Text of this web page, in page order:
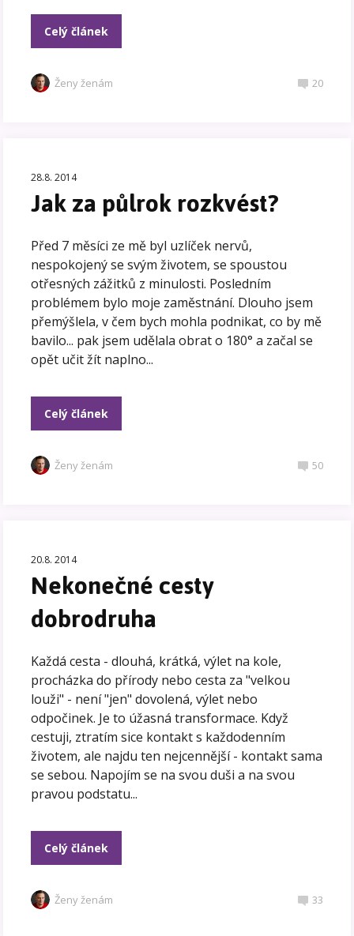
Celý článek
Ženy ženám 20
28.8. 2014
Jak za půlrok rozkvést?
Před 7 měsíci ze mě byl uzlíček nervů,
nespokojený se svým životem, se spoustou
otřesných zážitků z minulosti. Posledním
problémem bylo moje zaměstnání. Dlouho jsem
přemýšlela, v čem bych mohla podnikat, co by mě
bavilo... pak jsem udělala obrat o 180° a začal se
opět učit žít naplno...
Celý článek
Ženy ženám 50
20.8. 2014
Nekonečné cesty
dobrodruha
Každá cesta - dlouhá, krátká, výlet na kole,
procházka do přírody nebo cesta za "velkou
louži" - není "jen" dovolená, výlet nebo
odpočinek. Je to úžasná transformace. Když
cestuji, ztratím sice kontakt s každodenním
životem, ale najdu ten nejcennější - kontakt sama
se sebou. Napojím se na svou duši a na svou
pravou podstatu...
Celý článek
Ženy ženám 33